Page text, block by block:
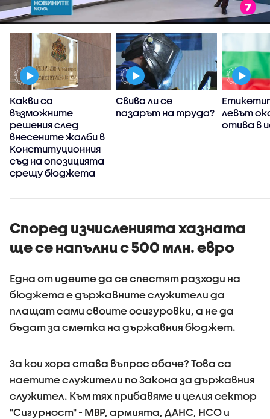
Какви са
възможните
решения след
внесените жалби в
Конституционния
съд на опозицията
срещу бюджета
Свива ли се
пазарът на труда?
левът
отива в
Според изчисленията хазната
ще се напълни с 500 млн. евро
Една от идеите да се спестят разходи на
бюджета е държавните служители да
плащат сами своите осигуровки, а не да
бъдат за сметка на държавния бюджет.
За кои хора става въпрос обаче? Това са
наетите служители по Закона за държавния
служител. Към тях прибавяме и целия сектор
"Сигурност" - МВР, армията, ДАНС, НСО и